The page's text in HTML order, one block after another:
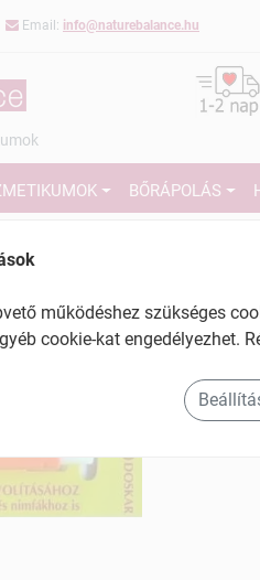
Email: info@naturebalance.hu
BŐRÁPOLÁS
Tartalom: 1
EAN:
működéshez szükséges
cookie-kat engedélyezhet.